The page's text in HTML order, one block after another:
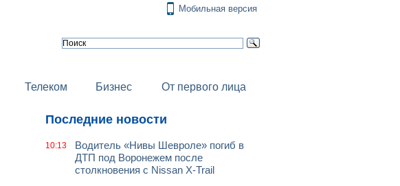
Мобильная версия
Телеком Бизнес От первого лица
Последние новости
10:13
Водитель «Нивы Шевроле» погиб в
ДТП под Воронежем после
столкновения с Nissan X-Trail